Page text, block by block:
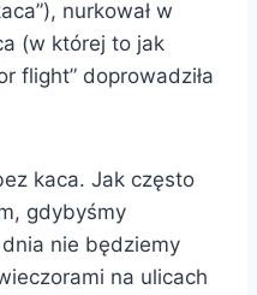
nurkował w
(w której to jak
flight” doprowadziła
kaca. Jak często
gdybyśmy
nie będziemy
na ulicach